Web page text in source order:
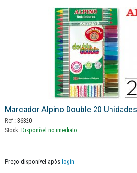
Marcador Alpino Double 20 Unidades
Ref.: 36320
Stock: Disponível no imediato
Preço disponível após login